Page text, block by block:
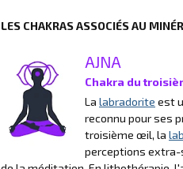
LES CHAKRAS ASSOCIÉS AU
AJNA
Chakra du
La labradorite est
reconnu pour ses
troisième œil, la
perceptions extra-